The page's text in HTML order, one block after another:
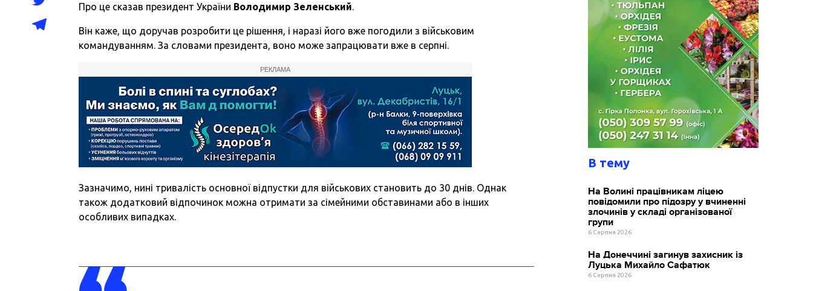
Про це сказав президент України Володимир Зеленський.
Він каже, що доручав розробити це рішення, і наразі його вже погодили з військовим
командуванням. За словами президента, воно може запрацювати вже в серпні.
РЕКЛАМА
Зазначимо, нині тривалість основної відпустки для військових становить до 30 днів. Однак
також додатковий відпочинок можна отримати за сімейними обставинами або в інших
особливих випадках.
В тему
На Волині працівникам ліцею
повідомили про підозру у вчиненні
злочинів у складі організованої
групи
6 Серпня 2026
На Донеччині загинув захисник із
Луцька Михайло Сафатюк
6 Серпня 2026